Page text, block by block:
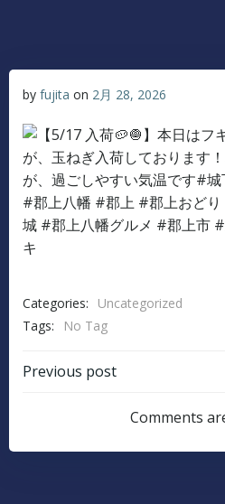
by fujita on 2月 28, 2026
Categories:
Uncategorized
Tags:
No Tag
Post
navigation
Previous post
Comments